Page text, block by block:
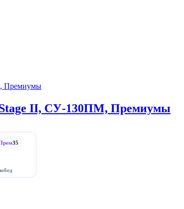
Stage II, СУ-130ПМ, Премиумы
35